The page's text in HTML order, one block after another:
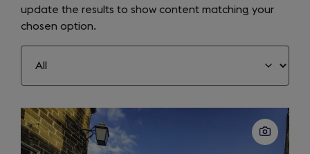
update the results to show content matching your
chosen option.
Slide
1
of
8